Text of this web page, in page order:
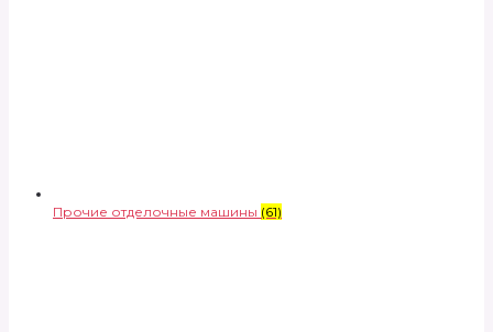
Прочие отделочные машины (61)